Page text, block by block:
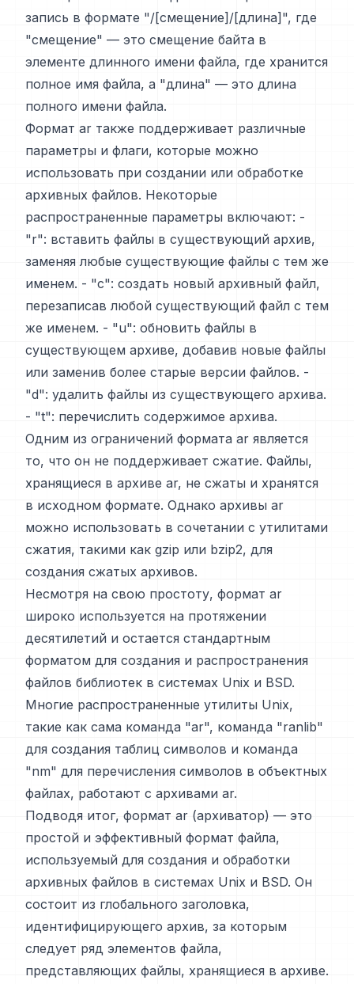
запись в формате "/[смещение]/[длина]", где
"смещение" — это смещение байта в
элементе длинного имени файла, где хранится
полное имя файла, а "длина" — это длина
полного имени файла.
Формат ar также поддерживает различные
параметры и флаги, которые можно
использовать при создании или обработке
архивных файлов. Некоторые
распространенные параметры включают: -
"r": вставить файлы в существующий архив,
заменяя любые существующие файлы с тем же
именем. - "c": создать новый архивный файл,
перезаписав любой существующий файл с тем
же именем. - "u": обновить файлы в
существующем архиве, добавив новые файлы
или заменив более старые версии файлов. -
"d": удалить файлы из существующего архива.
- "t": перечислить содержимое архива.
Одним из ограничений формата ar является
то, что он не поддерживает сжатие. Файлы,
хранящиеся в архиве ar, не сжаты и хранятся
в исходном формате. Однако архивы ar
можно использовать в сочетании с утилитами
сжатия, такими как gzip или bzip2, для
создания сжатых архивов.
Несмотря на свою простоту, формат ar
широко используется на протяжении
десятилетий и остается стандартным
форматом для создания и распространения
файлов библиотек в системах Unix и BSD.
Многие распространенные утилиты Unix,
такие как сама команда "ar", команда "ranlib"
для создания таблиц символов и команда
"nm" для перечисления символов в объектных
файлах, работают с архивами ar.
Подводя итог, формат ar (архиватор) — это
простой и эффективный формат файла,
используемый для создания и обработки
архивных файлов в системах Unix и BSD. Он
состоит из глобального заголовка,
идентифицирующего архив, за которым
следует ряд элементов файла,
представляющих файлы, хранящиеся в архиве.